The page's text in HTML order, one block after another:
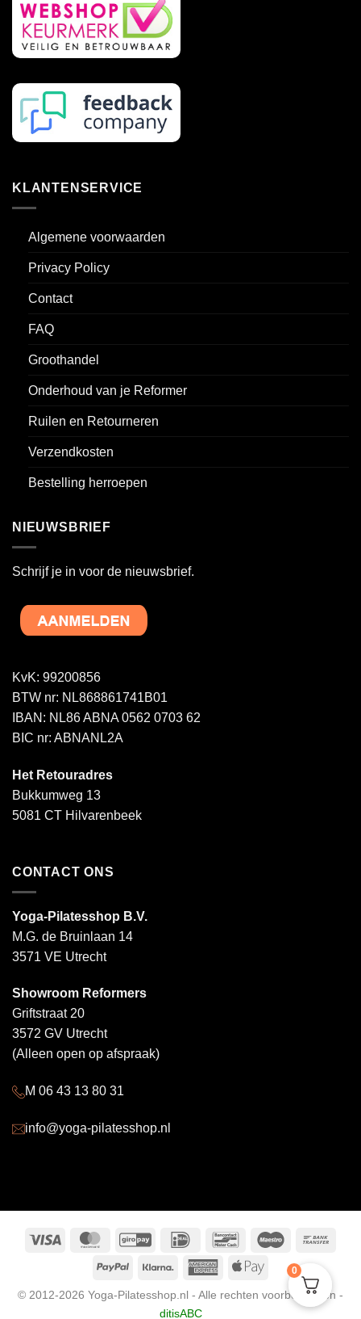
de
productpagina
KLANTENSERVICE
Algemene voorwaarden
Privacy Policy
Contact
FAQ
Groothandel
Onderhoud van je Reformer
Ruilen en Retourneren
Verzendkosten
Bestelling herroepen
NIEUWSBRIEF
Schrijf je in voor de nieuwsbrief.
KvK: 99200856
BTW nr: NL868861741B01
IBAN: NL86 ABNA 0562 0703 62
BIC nr: ABNANL2A
Het Retouradres
Bukkumweg 13
5081 CT Hilvarenbeek
CONTACT ONS
Yoga-Pilatesshop B.V.
M.G. de Bruinlaan 14
3571 VE Utrecht
Showroom Reformers
Griftstraat 20
3572 GV Utrecht
(Alleen open op afspraak)
M 06 43 13 80 31
info@yoga-pilatesshop.nl
Visa MasterCardGiroPay IDeal BancontactMaestro
PayPal Klarna
AmericanApple
© 2012-2026 Yoga-Pilatesshop.nl - Alle rechten voorbehouden -
ditisABC
0